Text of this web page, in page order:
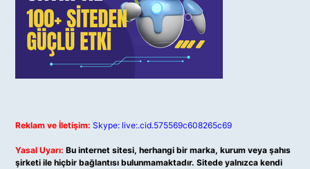
Reklam ve İletişim: Skype: live:.cid.575569c608265c69
Yasal Uyarı: Bu internet sitesi, herhangi bir marka, kurum veya şahıs
şirketi ile hiçbir bağlantısı bulunmamaktadır. Sitede yalnızca kendi